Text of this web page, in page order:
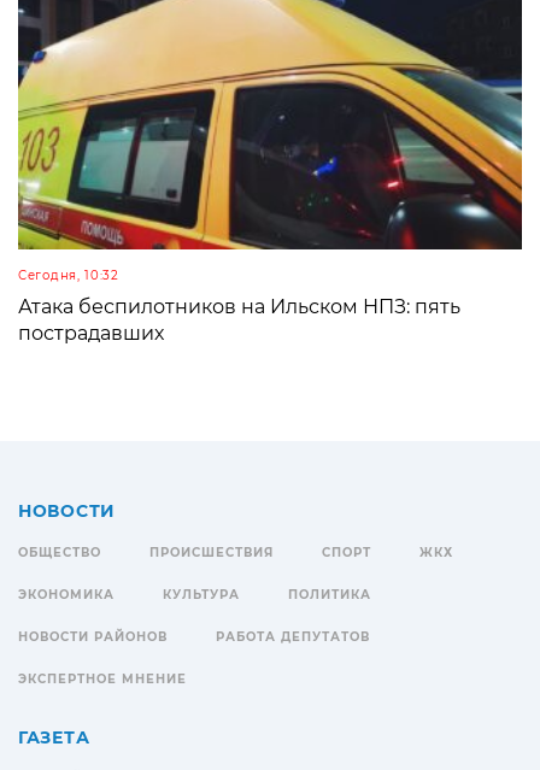
Сегодня, 10:32
Атака беспилотников на Ильском НПЗ: пять
пострадавших
НОВОСТИ
ОБЩЕСТВО ПРОИСШЕСТВИЯ СПОРТ ЖКХ
ЭКОНОМИКА КУЛЬТУРА ПОЛИТИКА
НОВОСТИ РАЙОНОВ РАБОТА ДЕПУТАТОВ
ЭКСПЕРТНОЕ МНЕНИЕ
ГАЗЕТА